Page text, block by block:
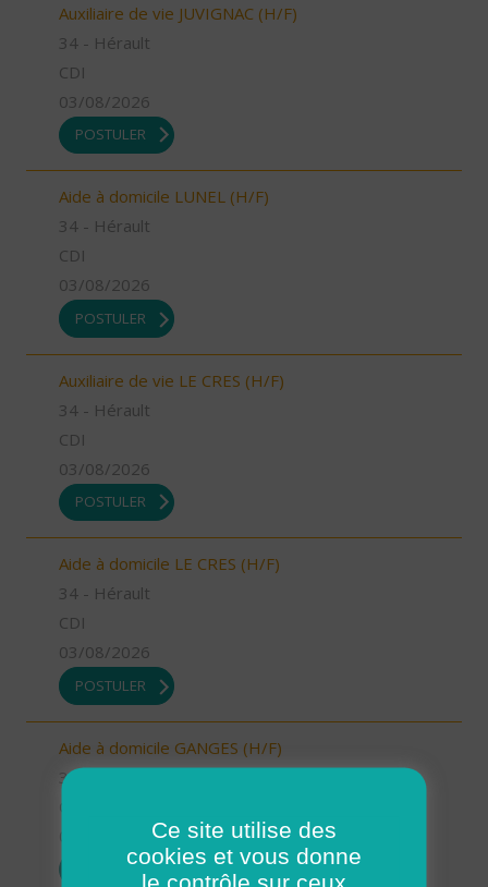
Auxiliaire de vie JUVIGNAC (H/F)
34 - Hérault
CDI
03/08/2026
POSTULER
Aide à domicile LUNEL (H/F)
34 - Hérault
CDI
03/08/2026
POSTULER
Auxiliaire de vie LE CRES (H/F)
34 - Hérault
CDI
03/08/2026
POSTULER
Aide à domicile LE CRES (H/F)
34 - Hérault
CDI
03/08/2026
POSTULER
Aide à domicile GANGES (H/F)
34 - Hérault
POSTULER
Ce site utilise des
cookies et vous donne
le contrôle sur ceux